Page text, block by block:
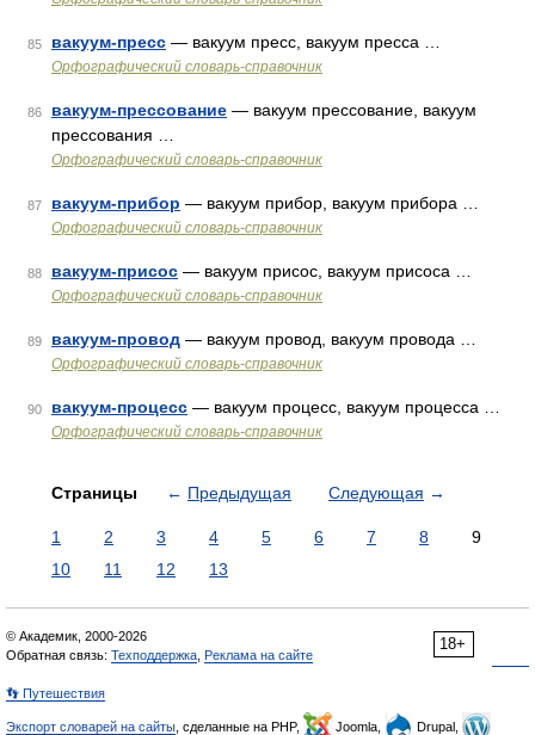
85 вакуум-пресс — вакуум пресс, вакуум пресса …
Орфографический словарь-справочник
86 вакуум-прессование — вакуум прессование, вакуум
прессования …
Орфографический словарь-справочник
87 вакуум-прибор — вакуум прибор, вакуум прибора …
Орфографический словарь-справочник
88 вакуум-присос — вакуум присос, вакуум присоса …
Орфографический словарь-справочник
89 вакуум-провод — вакуум провод, вакуум провода …
Орфографический словарь-справочник
90 вакуум-процесс — вакуум процесс, вакуум процесса …
Орфографический словарь-справочник
Страницы ← Предыдущая Следующая →
1 2 3 4 5 6 7 8
9
10
11 12 13
18+
© Академик, 2000-2026
Обратная связь: Техподдержка Реклама на сайте
👣 Путешествия
Экспорт словарей на сайты , сделанные на PHP, Joomla,
Drupal,